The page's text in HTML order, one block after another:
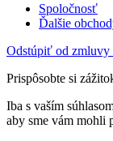
Spoločnosť
Ďalšie
Odstúpiť od zmluvy
Prispôsobte si
Iba s vaším
aby sme vám mohli